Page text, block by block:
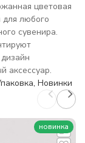
цветовая
любого
сувенира.
аксессуар.
, Новинки
новинка